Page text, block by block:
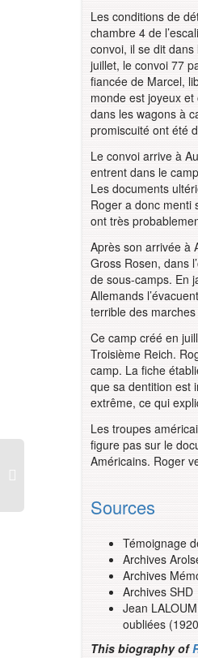
Les conditions de
chambre 4 de
convoi, il se dit
juillet, le convoi 77
fiancée de Marcel,
monde est joyeux et
dans les wagons à
promiscuité ont été
Le convoi arrive à
entrent dans le
Les documents
Roger a donc menti
ont très
Après son arrivée à
Gross Rosen, dans
de sous-camps. En
Allemands
terrible des
Ce camp créé en
Troisième Reich.
camp. La fiche
que sa dentition est
extrême, ce qui
Les troupes
figure pas sur le
Américains. Roger
Sources
Témoignage
Archives
Archives
Archives SHD
Jean
oubliées
This biography of